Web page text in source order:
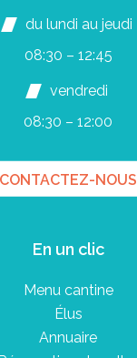
du lundi au jeudi
08:30 – 12:45
vendredi
08:30 – 12:00
CONTACTEZ-NOUS
En un clic
Menu cantine
Élus
Annuaire